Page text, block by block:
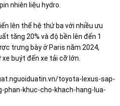
nhiên liệu hydro.
lên thế hệ thứ ba với nhiều ưu
tăng 20% và độ bền lên đến 1
trưng bày ở Paris năm 2024,
buýt đến xe tải cỡ lớn.
toyota-lexus-sap-
phan-khuc-cho-khach-hang-lua-